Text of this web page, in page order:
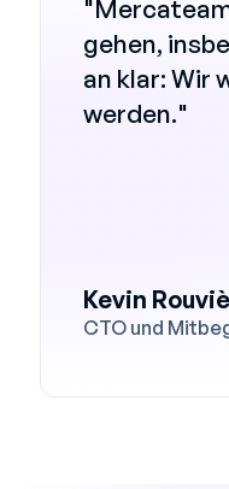
gehen,
an klar: Wir
werden."
Kevin
CTO und